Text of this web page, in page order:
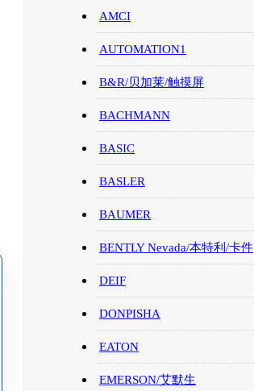
AMCI
AUTOMATION1
B&R/贝加莱/触摸屏
BACHMANN
BASIC
BASLER
BAUMER
BENTLY Nevada/本特利/卡件
DEIF
DONPISHA
EATON
EMERSON/艾默生